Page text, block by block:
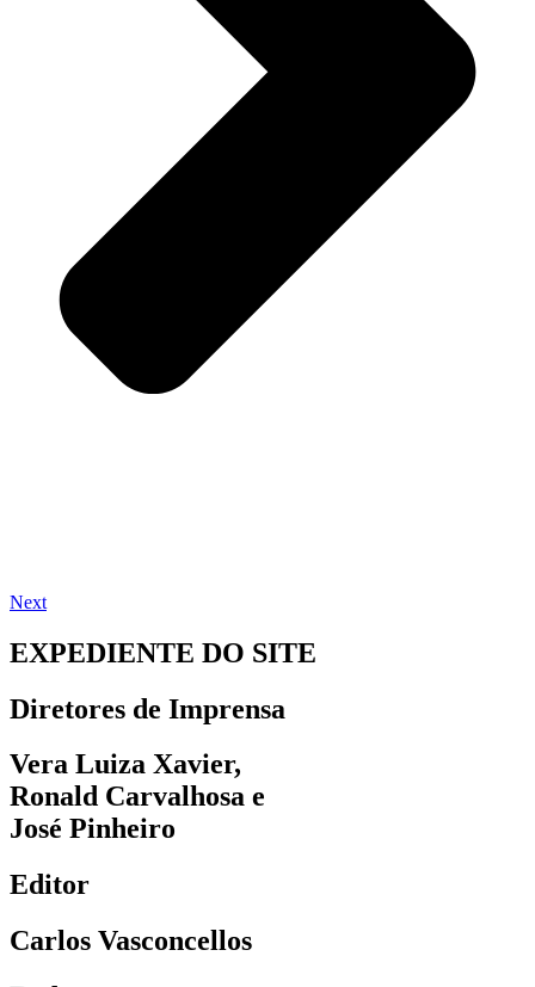
Next
EXPEDIENTE DO SITE
Diretores de Imprensa
Vera Luiza Xavier,
Ronald Carvalhosa e
José Pinheiro
Editor
Carlos Vasconcellos